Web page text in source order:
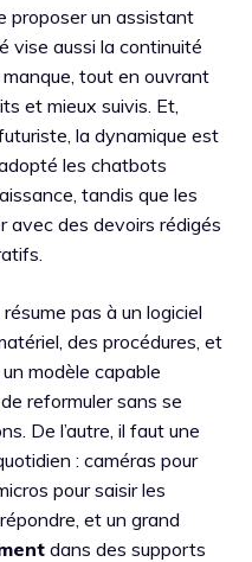
proposer un assistant
vise aussi la continuité
tout en ouvrant
et mieux suivis. Et,
la dynamique est
les chatbots
tandis que les
avec des devoirs rédigés
pas à un logiciel
des procédures, et
modèle capable
reformuler sans se
De l’autre, il faut une
: caméras pour
pour saisir les
et un grand
dans des supports